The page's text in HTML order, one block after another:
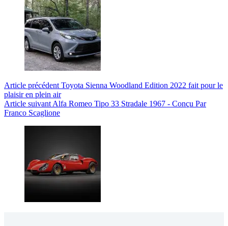
Article précédent Toyota Sienna Woodland Edition 2022 fait pour le
plaisir en plein air
Article suivant Alfa Romeo Tipo 33 Stradale 1967 - Conçu Par
Franco Scaglione